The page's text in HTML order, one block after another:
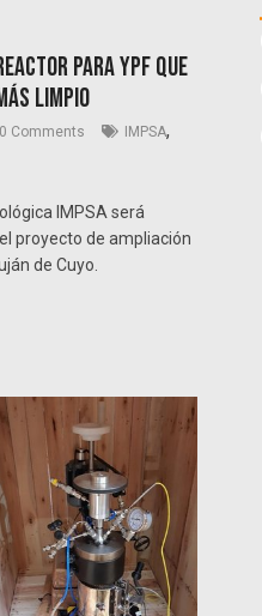
para YPF que
limpio
0 Comments IMPSA,
IMPSA será
proyecto de ampliación
de Cuyo.